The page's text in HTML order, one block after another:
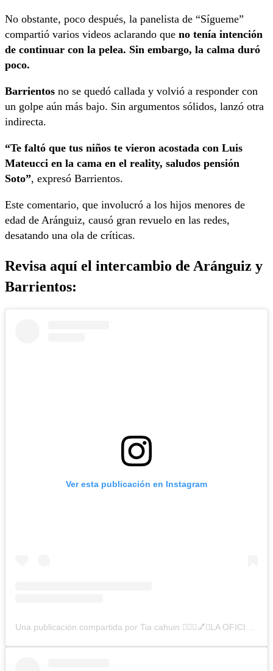
No obstante, poco después, la panelista de “Sígueme”
compartió varios videos aclarando que no tenía intención
de continuar con la pelea. Sin embargo, la calma duró
poco.
Barrientos no se quedó callada y volvió a responder con
un golpe aún más bajo. Sin argumentos sólidos, lanzó otra
indirecta.
“Te faltó que tus niños te vieron acostada con Luis
Mateucci en la cama en el reality, saludos pensión
Soto”, expresó Barrientos.
Este comentario, que involucró a los hijos menores de
edad de Aránguiz, causó gran revuelo en las redes,
desatando una ola de críticas.
Revisa aquí el intercambio de Aránguiz y
Barrientos:
Ver esta publicación en Instagram